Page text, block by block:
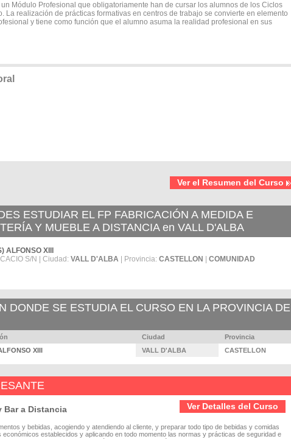
Módulo Profesional que obligatoriamente han de cursar los alumnos de los Ciclos
La realización de prácticas formativas en centros de trabajo se convierte en elemento
y tiene como función que el alumno asuma la realidad profesional en sus
Ver el Resumen del Curso
ESTUDIAR EL FP FABRICACIÓN A MEDIDA E
Y MUEBLE A DISTANCIA en VALL D'ALBA
XIII
S/N | Ciudad: VALL D'ALBA | Provincia: CASTELLON
COMUNIDAD
DONDE SE ESTUDIA EL CURSO EN LA PROVINCIA DE
Ciudad
Provincia
XIII
VALL D'ALBA CASTELLON
Ver Detalles del Curso
Bar a Distancia
y bebidas, acogiendo y atendiendo al cliente, y preparar todo tipo de bebidas y comidas
establecidos y aplicando en todo momento las normas y prácticas de seguridad e